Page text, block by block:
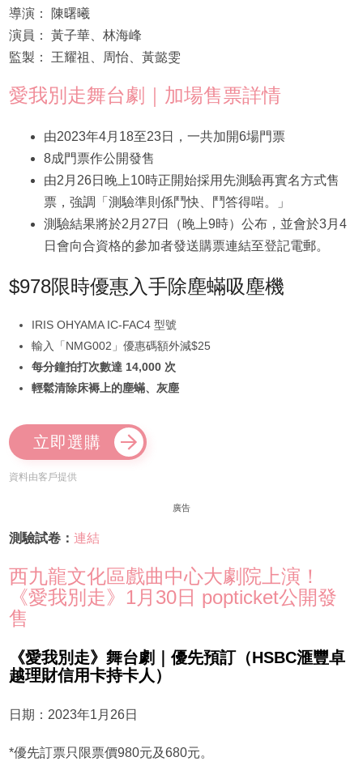
導演： 陳曙曦
演員： 黃子華、林海峰
監製： 王耀祖、周怡、黃懿雯
愛我別走舞台劇｜加場售票詳情
由2023年4月18至23日，一共加開6場門票
8成門票作公開發售
由2月26日晚上10時正開始採用先測驗再實名方式售
票，強調「測驗準則係鬥快、鬥答得啱。」
測驗結果將於2月27日（晚上9時）公布，並會於3月4
日會向合資格的參加者發送購票連結至登記電郵。
$978限時優惠入手除塵蟎吸塵機
IRIS OHYAMA IC-FAC4 型號
輸入「NMG002」優惠碼額外減$25
每分鐘拍打次數達 14,000 次
輕鬆清除床褥上的塵蟎、灰塵
立即選購
資料由客戶提供
廣告
測驗試卷： 連結
西九龍文化區戲曲中心大劇院上演！
《愛我別走》1月30日 popticket公開發
售
《愛我別走》舞台劇｜優先預訂（HSBC滙豐卓
越理財信用卡持卡人）
日期：2023年1月26日
*優先訂票只限票價980元及680元。